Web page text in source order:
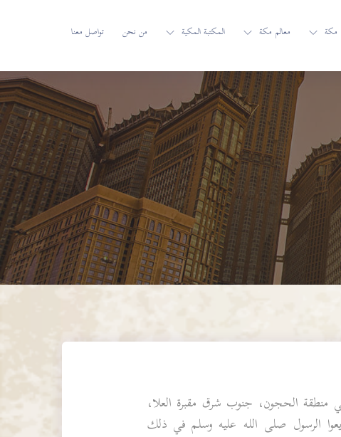
معالم مكة المكتبة المكية من نحن تواصل معنا
الحجون، جنوب شرق مقبرة العلا،
بايعوا الرسول صلى الله عليه وسلم في ذلك